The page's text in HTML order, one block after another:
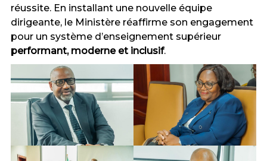
réussite. En installant une nouvelle équipe
dirigeante, le Ministère réaffirme son engagement
pour un système d’enseignement supérieur
performant, moderne et inclusif.